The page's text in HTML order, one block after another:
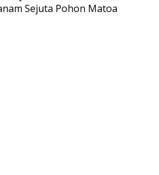
Sejuta Pohon Matoa